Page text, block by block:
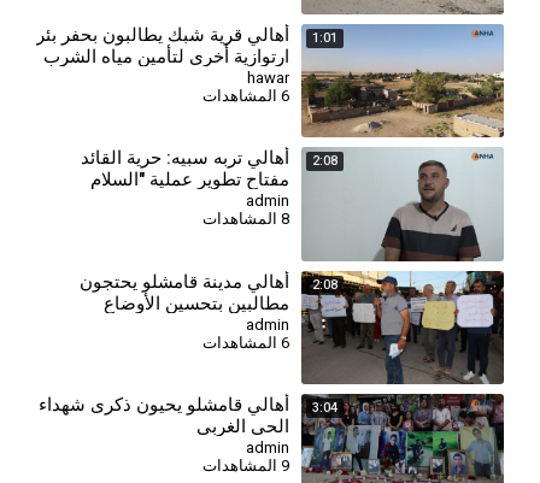
1:01
أهالي قرية شبك يطالبون بحفر بئر
ارتوازية أخرى لتأمين مياه الشرب
hawar
6 المشاهدات
2:08
⁣أهالي تربه سبيه: حرية القائد
مفتاح تطوير عملية "السلام
والمجتمع الديمقراطي"
admin
2:08
أهالي مدينة قامشلو يحتجون
مطالبين بتحسين الأوضاع
المعيشية والخدمية
admin
3:04
⁣أهالي قامشلو يحيون ذكرى شهداء
الحي الغربي
admin
9 المشاهدات